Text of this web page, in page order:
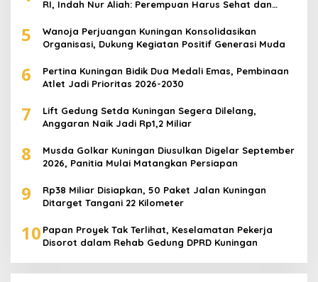
RI, Indah Nur Aliah: Perempuan Harus Sehat dan
5
Wanoja Perjuangan Kuningan Konsolidasikan
Organisasi, Dukung Kegiatan Positif Generasi Muda
6
Pertina Kuningan Bidik Dua Medali Emas, Pembinaan
Atlet Jadi Prioritas 2026-2030
7
Lift Gedung Setda Kuningan Segera Dilelang,
Anggaran Naik Jadi Rp1,2 Miliar
8
Musda Golkar Kuningan Diusulkan Digelar September
2026, Panitia Mulai Matangkan Persiapan
9
Rp38 Miliar Disiapkan, 50 Paket Jalan Kuningan
Ditarget Tangani 22 Kilometer
10 Papan Proyek Tak Terlihat, Keselamatan Pekerja
Disorot dalam Rehab Gedung DPRD Kuningan